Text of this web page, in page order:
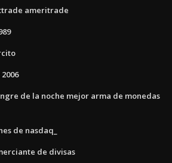
ameritrade
de la noche mejor arma de monedas
de nasdaq_
de divisas